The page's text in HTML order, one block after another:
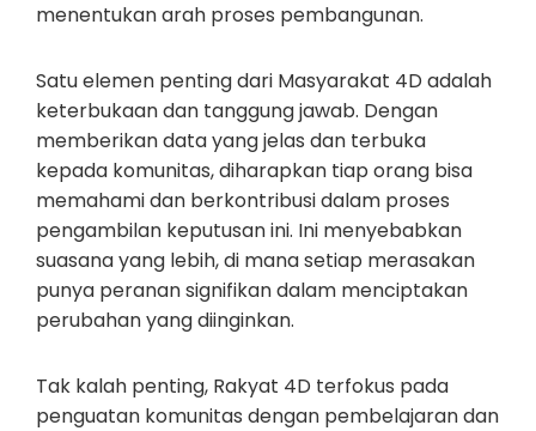
menentukan arah proses pembangunan.
Satu elemen penting dari Masyarakat 4D adalah
keterbukaan dan tanggung jawab. Dengan
memberikan data yang jelas dan terbuka
kepada komunitas, diharapkan tiap orang bisa
memahami dan berkontribusi dalam proses
pengambilan keputusan ini. Ini menyebabkan
suasana yang lebih, di mana setiap merasakan
punya peranan signifikan dalam menciptakan
perubahan yang diinginkan.
Tak kalah penting, Rakyat 4D terfokus pada
penguatan komunitas dengan pembelajaran dan